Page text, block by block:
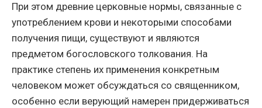
При этом древние церковные нормы, связанные с
употреблением крови и некоторыми способами
получения пищи, существуют и являются
предметом богословского толкования. На
практике степень их применения конкретным
человеком может обсуждаться со священником,
особенно если верующий намерен придерживаться